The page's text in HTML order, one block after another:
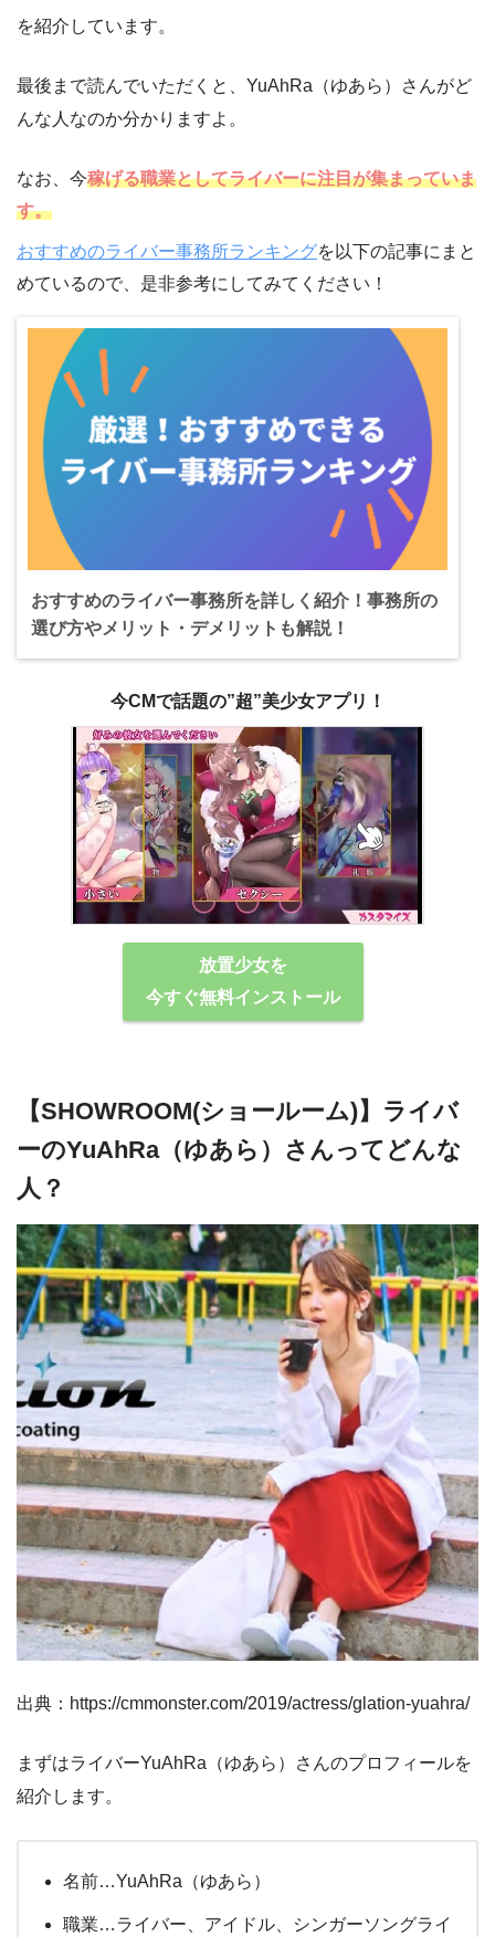
を紹介しています。
最後まで読んでいただくと、YuAhRa（ゆあら）さんがど
んな人なのか分かりますよ。
なお、今稼げる職業としてライバーに注目が集まっていま
す。
おすすめのライバー事務所ランキングを以下の記事にまと
めているので、是非参考にしてみてください！
おすすめのライバー事務所を詳しく紹介！事務所の
選び方やメリット・デメリットも解説！
今CMで話題の”超”美少女アプリ！
放置少女を
今すぐ無料インストール
【SHOWROOM(ショールーム)】ライバ
ーのYuAhRa（ゆあら）さんってどんな
⼈？
出典：https://cmmonster.com/2019/actress/glation-yuahra/
まずはライバーYuAhRa（ゆあら）さんのプロフィールを
紹介します。
名前…YuAhRa（ゆあら）
職業…ライバー、アイドル、シンガーソングライ